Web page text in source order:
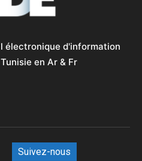
électronique d'information
en Ar & Fr
Suivez-nous